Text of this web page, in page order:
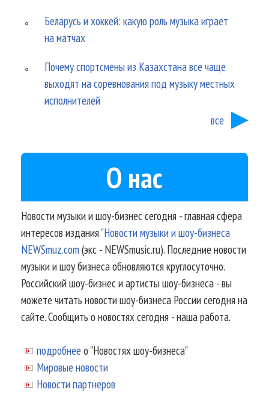
Беларусь и хоккей: какую роль музыка играет
на матчах
Почему спортсмены из Казахстана все чаще
выходят на соревнования под музыку местных
исполнителей
все
О нас
Новости музыки и шоу-бизнес сегодня - главная сфера
интересов издания"Новости музыки и шоу-бизнеса
NEWSmuz.com(экс - NEWSmusic.ru). Последние новости
музыки и шоу бизнеса обновляются круглосуточно.
Российский шоу-бизнес и артисты шоу-бизнеса - вы
можете читать новости шоу-бизнеса России сегодня на
сайте. Сообщить о новостях сегодня - наша работа.
подробнее о "Новостях шоу-бизнеса"
Мировые новости
Новости партнеров